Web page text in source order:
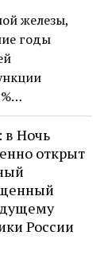
железы,
годы
в Ночь
открыт
России